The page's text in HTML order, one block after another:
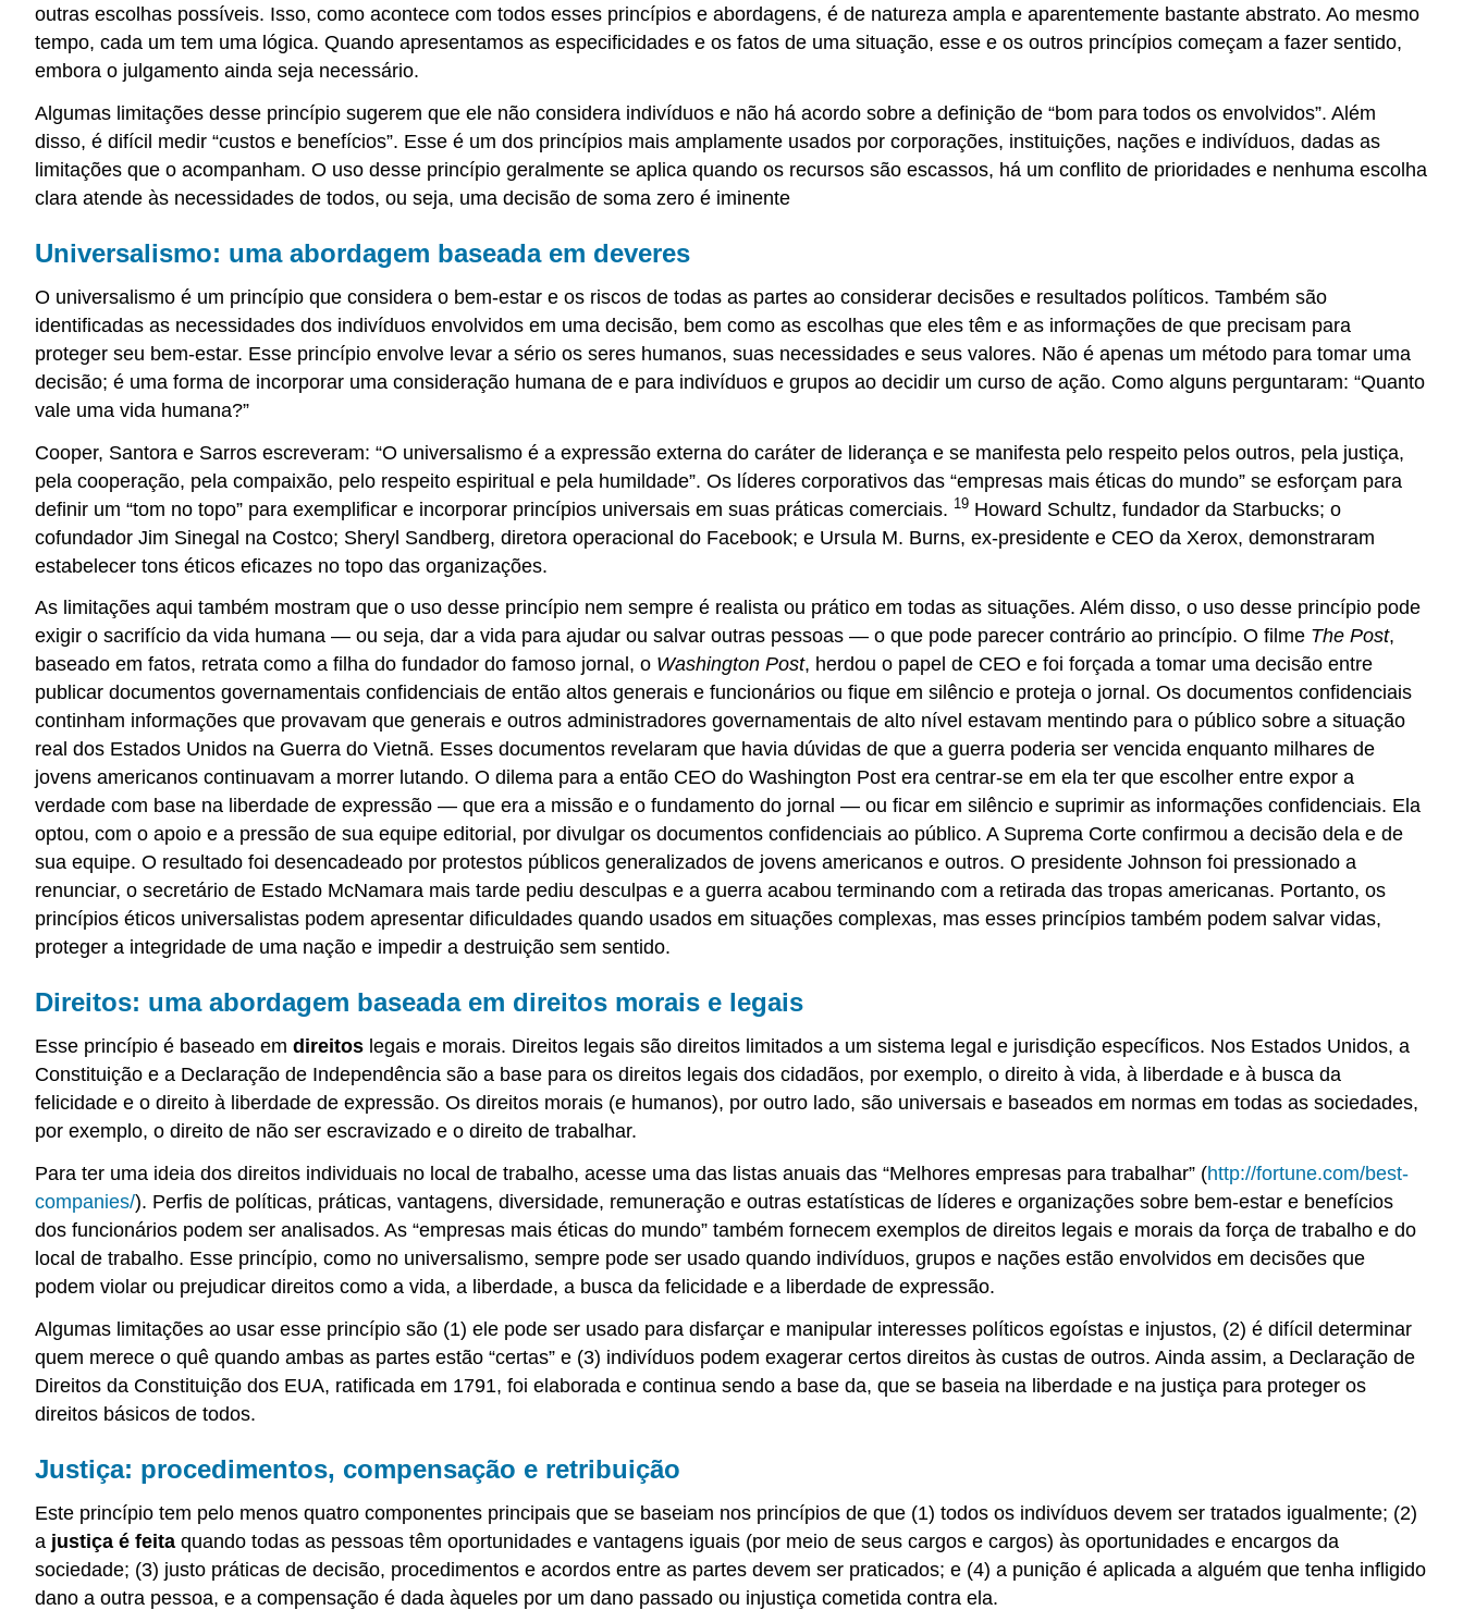
outras escolhas possíveis. Isso, como acontece com todos esses princípios e abordagens, é de natureza ampla e aparentemente bastante abstrato. Ao mesmo
tempo, cada um tem uma lógica. Quando apresentamos as especificidades e os fatos de uma situação, esse e os outros princípios começam a fazer sentido,
embora o julgamento ainda seja necessário.
Algumas limitações desse princípio sugerem que ele não considera indivíduos e não há acordo sobre a definição de “bom para todos os envolvidos”. Além
disso, é difícil medir “custos e benefícios”. Esse é um dos princípios mais amplamente usados por corporações, instituições, nações e indivíduos, dadas as
limitações que o acompanham. O uso desse princípio geralmente se aplica quando os recursos são escassos, há um conflito de prioridades e nenhuma escolha
clara atende às necessidades de todos, ou seja, uma decisão de soma zero é iminente
Universalismo: uma abordagem baseada em deveres
O universalismo é um princípio que considera o bem-estar e os riscos de todas as partes ao considerar decisões e resultados políticos. Também são
identificadas as necessidades dos indivíduos envolvidos em uma decisão, bem como as escolhas que eles têm e as informações de que precisam para
proteger seu bem-estar. Esse princípio envolve levar a sério os seres humanos, suas necessidades e seus valores. Não é apenas um método para tomar uma
decisão; é uma forma de incorporar uma consideração humana de e para indivíduos e grupos ao decidir um curso de ação. Como alguns perguntaram: “Quanto
vale uma vida humana?”
Cooper, Santora e Sarros escreveram: “O universalismo é a expressão externa do caráter de liderança e se manifesta pelo respeito pelos outros, pela justiça,
pela cooperação, pela compaixão, pelo respeito espiritual e pela humildade”. Os líderes corporativos das “empresas mais éticas do mundo” se esforçam para
definir um “tom no topo” para exemplificar e incorporar princípios universais em suas práticas comerciais. 19 Howard Schultz, fundador da Starbucks; o
cofundador Jim Sinegal na Costco; Sheryl Sandberg, diretora operacional do Facebook; e Ursula M. Burns, ex-presidente e CEO da Xerox, demonstraram
estabelecer tons éticos eficazes no topo das organizações.
As limitações aqui também mostram que o uso desse princípio nem sempre é realista ou prático em todas as situações. Além disso, o uso desse princípio pode
exigir o sacrifício da vida humana — ou seja, dar a vida para ajudar ou salvar outras pessoas — o que pode parecer contrário ao princípio. O filme The Post,
baseado em fatos, retrata como a filha do fundador do famoso jornal, o Washington Post, herdou o papel de CEO e foi forçada a tomar uma decisão entre
publicar documentos governamentais confidenciais de então altos generais e funcionários ou fique em silêncio e proteja o jornal. Os documentos confidenciais
continham informações que provavam que generais e outros administradores governamentais de alto nível estavam mentindo para o público sobre a situação
real dos Estados Unidos na Guerra do Vietnã. Esses documentos revelaram que havia dúvidas de que a guerra poderia ser vencida enquanto milhares de
jovens americanos continuavam a morrer lutando. O dilema para a então CEO do Washington Post era centrar-se em ela ter que escolher entre expor a
verdade com base na liberdade de expressão — que era a missão e o fundamento do jornal — ou ficar em silêncio e suprimir as informações confidenciais. Ela
optou, com o apoio e a pressão de sua equipe editorial, por divulgar os documentos confidenciais ao público. A Suprema Corte confirmou a decisão dela e de
sua equipe. O resultado foi desencadeado por protestos públicos generalizados de jovens americanos e outros. O presidente Johnson foi pressionado a
renunciar, o secretário de Estado McNamara mais tarde pediu desculpas e a guerra acabou terminando com a retirada das tropas americanas. Portanto, os
princípios éticos universalistas podem apresentar dificuldades quando usados em situações complexas, mas esses princípios também podem salvar vidas,
proteger a integridade de uma nação e impedir a destruição sem sentido.
Direitos: uma abordagem baseada em direitos morais e legais
Esse princípio é baseado em direitos legais e morais. Direitos legais são direitos limitados a um sistema legal e jurisdição específicos. Nos Estados Unidos, a
Constituição e a Declaração de Independência são a base para os direitos legais dos cidadãos, por exemplo, o direito à vida, à liberdade e à busca da
felicidade e o direito à liberdade de expressão. Os direitos morais (e humanos), por outro lado, são universais e baseados em normas em todas as sociedades,
por exemplo, o direito de não ser escravizado e o direito de trabalhar.
Para ter uma ideia dos direitos individuais no local de trabalho, acesse uma das listas anuais das “Melhores empresas para trabalhar” (http://fortune.com/best-
companies/). Perfis de políticas, práticas, vantagens, diversidade, remuneração e outras estatísticas de líderes e organizações sobre bem-estar e benefícios
dos funcionários podem ser analisados. As “empresas mais éticas do mundo” também fornecem exemplos de direitos legais e morais da força de trabalho e do
local de trabalho. Esse princípio, como no universalismo, sempre pode ser usado quando indivíduos, grupos e nações estão envolvidos em decisões que
podem violar ou prejudicar direitos como a vida, a liberdade, a busca da felicidade e a liberdade de expressão.
Algumas limitações ao usar esse princípio são (1) ele pode ser usado para disfarçar e manipular interesses políticos egoístas e injustos, (2) é difícil determinar
quem merece o quê quando ambas as partes estão “certas” e (3) indivíduos podem exagerar certos direitos às custas de outros. Ainda assim, a Declaração de
Direitos da Constituição dos EUA, ratificada em 1791, foi elaborada e continua sendo a base da, que se baseia na liberdade e na justiça para proteger os
direitos básicos de todos.
Justiça: procedimentos, compensação e retribuição
Este princípio tem pelo menos quatro componentes principais que se baseiam nos princípios de que (1) todos os indivíduos devem ser tratados igualmente; (2)
a justiça é feita quando todas as pessoas têm oportunidades e vantagens iguais (por meio de seus cargos e cargos) às oportunidades e encargos da
sociedade; (3) justo práticas de decisão, procedimentos e acordos entre as partes devem ser praticados; e (4) a punição é aplicada a alguém que tenha infligido
dano a outra pessoa, e a compensação é dada àqueles por um dano passado ou injustiça cometida contra ela.